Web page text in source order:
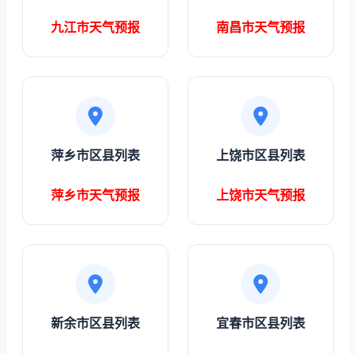
九江市天气预报 南昌市天气预报
萍乡市区县列表
萍乡市天气预报
上饶市区县列表
上饶市天气预报
新余市区县列表 宜春市区县列表